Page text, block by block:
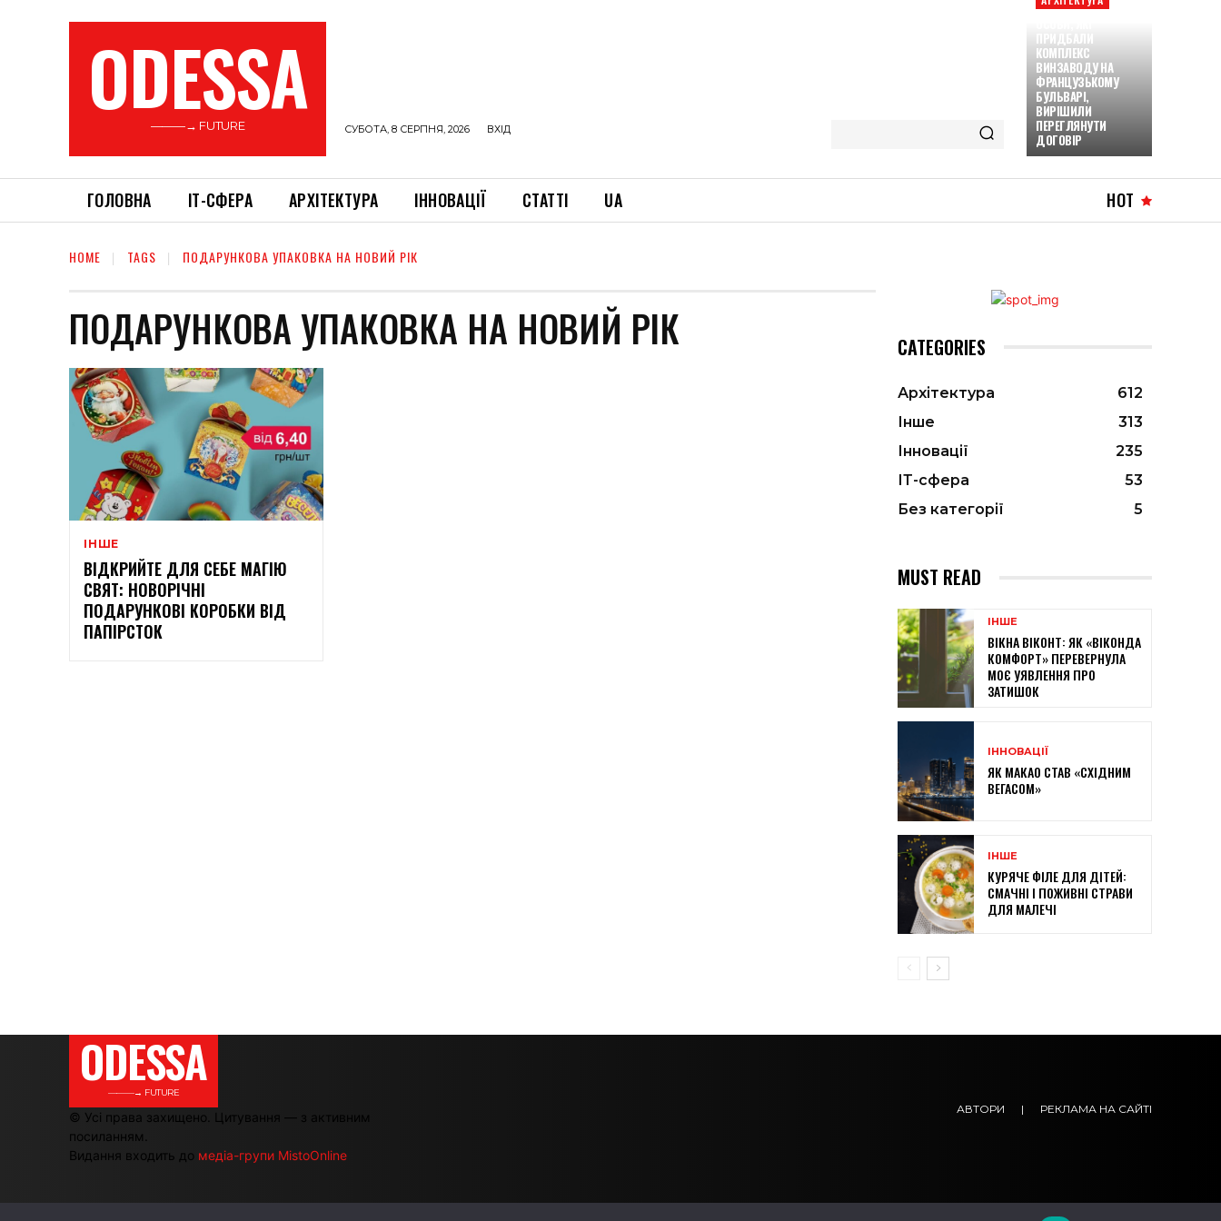
ODESSA
———→ FUTURE СУБОТА, 8 СЕРПНЯ, 2026 ВХІД
ПРИДБАЛИ
КОМПЛЕКС
ВИНЗАВОДУ НА
ФРАНЦУЗЬКОМУ
БУЛЬВАРІ,
ВИРІШИЛИ
ПЕРЕГЛЯНУТИ
ДОГОВІР
ГОЛОВНА ІТ-СФЕРА АРХІТЕКТУРА ІННОВАЦІЇ СТАТТІ UA HOT
HOME TAGS ПОДАРУНКОВА УПАКОВКА НА НОВИЙ РІК
ПОДАРУНКОВА УПАКОВКА НА НОВИЙ РІК
ІНШЕ
ВІДКРИЙТЕ ДЛЯ СЕБЕ МАГІЮ
СВЯТ: НОВОРІЧНІ
ПОДАРУНКОВІ КОРОБКИ ВІД
ПАПІРСТОК
CATEGORIES
Архітектура
612
Інше
313
Інновації
235
ІТ-сфера
53
Без категорії
5
MUST READ
ІНШЕ
ВІКНА ВІКОНТ: ЯК «ВІКОНДА
КОМФОРТ» ПЕРЕВЕРНУЛА
МОЄ УЯВЛЕННЯ ПРО
ЗАТИШОК
ІННОВАЦІЇ
ЯК МАКАО СТАВ «СХІДНИМ
ВЕГАСОМ»
ІНШЕ
КУРЯЧЕ ФІЛЕ ДЛЯ ДІТЕЙ:
СМАЧНІ І ПОЖИВНІ СТРАВИ
ДЛЯ МАЛЕЧІ
ODESSA
———→ FUTURE
© Усі права захищено. Цитування — з активним
посиланням.
Видання входить до медіа-групи MistoOnline
АВТОРИ | РЕКЛАМА НА САЙТІ